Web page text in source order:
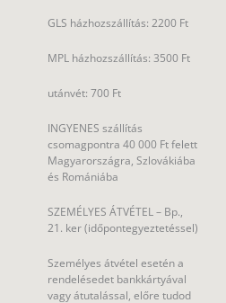
GLS házhozszállítás: 2200 Ft
MPL házhozszállítás: 3500 Ft
utánvét: 700 Ft
INGYENES szállítás
csomagpontra 40 000 Ft felett
Magyarországra, Szlovákiába
és Romániába
SZEMÉLYES ÁTVÉTEL – Bp.,
21. ker (időpontegyeztetéssel)
Személyes átvétel esetén a
rendelésedet bankkártyával
vagy átutalással, előre tudod